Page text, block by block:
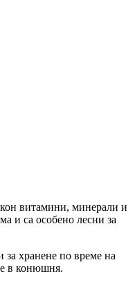
витамини, минерали и
и са особено лесни за
хранене по време на
в конюшня.